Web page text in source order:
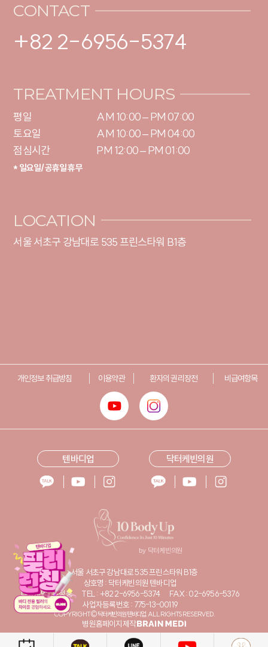
CONTACT
+82 2-6956-5374
TREATMENT HOURS
평일
토요일
점심시간
AM 10:00 – PM 07:00
AM 10:00 – PM 04:00
PM 12:00 – PM 01:00
* 일요일/공휴일 휴무
LOCATION
서울 서초구 강남대로 535 프린스타워 B1층
개인정보 취급방침 이용약관 환자의 권리장전 비급여항목
텐바디업 닥터케빈의원
서울 서초구 강남대로 535 프린스타워 B1층
상호명 : 닥터케빈의원 텐바디업
대표자명 : 황성웅
TEL : +82 2-6956-5374
FAX : 02-6956-5376
사업자등록번호 : 775-13-00119
COPYRIGHT© 닥터케빈의원 텐바디업. ALL RIGHTS RESERVED.
병원홈페이지제작